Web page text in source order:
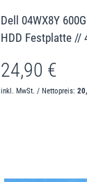
Dell 04WX8Y
HDD Festplatte //
24,90 €
inkl. MwSt. / Nettopreis: